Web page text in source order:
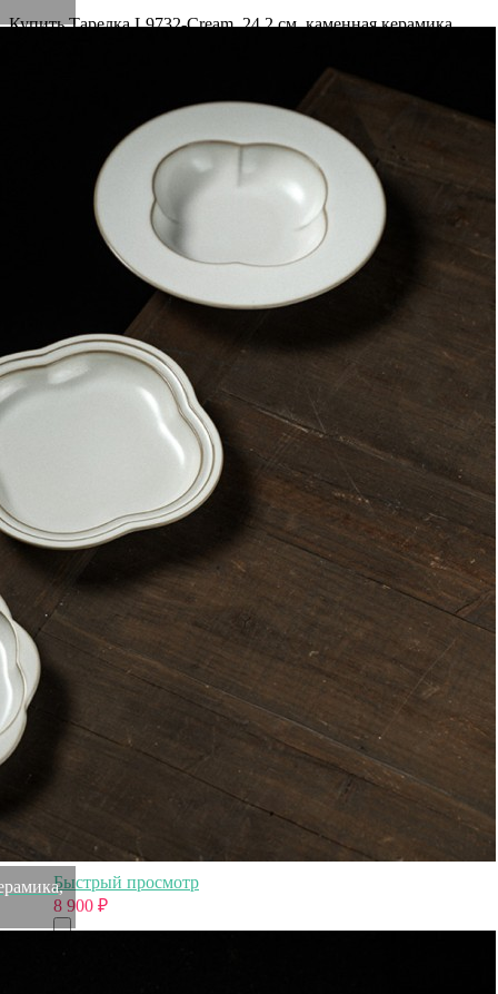
Купить Тарелка L9732-Cream, 24,2 см, каменная керамика,
Информация о доставке
Служба доставки СДЭК
Рассчитываем стоимость доставки...
Рассчитываем стоимость доставки...
Преимущества для клиентов
Закзать в интернет-магазине
Вступайте в ряды довольных клиентов! Создавайте
Вашу территорию уюта!
Мы доставим ваш заказ курьером по Москве и Санкт-
Петербургу или службой доставки по всей России.
Оплатите заказ банковской картой, электронными
деньгами или наличными в ближайшем платежном
терминале или наличными.
Как заказать
Позвоните менеджеру по телефону или оформите заказ
через корзину
Рекомендуем посмотреть
Картина Елка с кристаллами Swarovski (1101)
Быстрый просмотр
8 900 ₽